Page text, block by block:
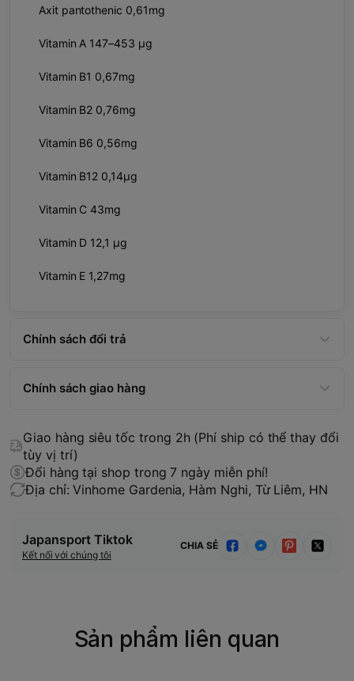
Axit pantothenic 0,61mg
Vitamin A 147–453 µg
Vitamin B1 0,67mg
Vitamin B2 0,76mg
Vitamin B6 0,56mg
Vitamin B12 0,14µg
Vitamin C 43mg
Vitamin D 12,1 µg
Vitamin E 1,27mg
Chính sách đổi trả
Chính sách giao hàng
Giao hàng siêu tốc trong 2h (Phí ship có thể thay đổi
tùy vị trí)
Đổi hàng tại shop trong 7 ngày miễn phí!
Địa chỉ: Vinhome Gardenia, Hàm Nghi, Từ Liêm, HN
Japansport Tiktok
Kết nối với chúng tôi
CHIA SẺ
Sản phẩm liên quan